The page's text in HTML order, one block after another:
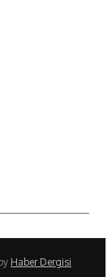
Haber Dergisi